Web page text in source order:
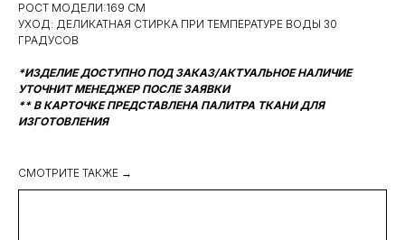
РОСТ МОДЕЛИ:169 СМ
УХОД: ДЕЛИКАТНАЯ СТИРКА ПРИ ТЕМПЕРАТУРЕ ВОДЫ 30
ГРАДУСОВ
*ИЗДЕЛИЕ ДОСТУПНО ПОД ЗАКАЗ/АКТУАЛЬНОЕ НАЛИЧИЕ
УТОЧНИТ МЕНЕДЖЕР ПОСЛЕ ЗАЯВКИ
** В КАРТОЧКЕ ПРЕДСТАВЛЕНА ПАЛИТРА ТКАНИ ДЛЯ
ИЗГОТОВЛЕНИЯ
СМОТРИТЕ ТАКЖЕ →